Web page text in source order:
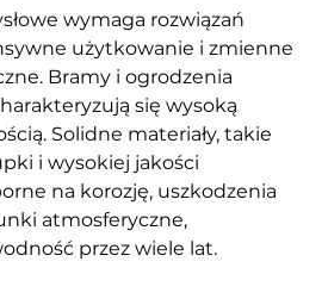
wymaga rozwiązań
użytkowanie i zmienne
Bramy i ogrodzenia
się wysoką
Solidne materiały, takie
i wysokiej jakości
na korozję, uszkodzenia
atmosferyczne,
przez wiele lat.